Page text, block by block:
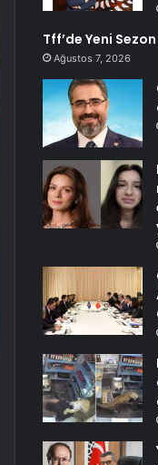
Tff’de Yeni
Ağustos 7, 2026